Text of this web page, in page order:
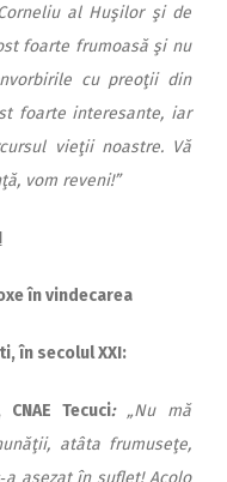
al Huşilor şi de
foarte frumoasă şi nu
cu preoţii din
foarte interesante, iar
vieţii noastre. Vă
vom reveni!”
în vindecarea
în secolul XXI:
Tecuci:„Nu mă
atâta frumuseţe,
aşezat în suflet! Acolo